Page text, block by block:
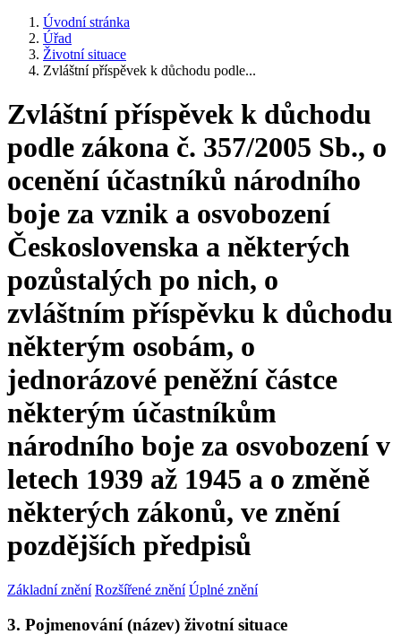
Úvodní stránka
Úřad
Životní situace
Zvláštní příspěvek k důchodu podle...
Zvláštní příspěvek k důchodu
podle zákona č. 357/2005 Sb., o
ocenění účastníků národního
boje za vznik a osvobození
Československa a některých
pozůstalých po nich, o
zvláštním příspěvku k důchodu
některým osobám, o
jednorázové peněžní částce
některým účastníkům
národního boje za osvobození v
letech 1939 až 1945 a o změně
některých zákonů, ve znění
pozdějších předpisů
Základní znění Rozšířené znění Úplné znění
3. Pojmenování (název) životní situace